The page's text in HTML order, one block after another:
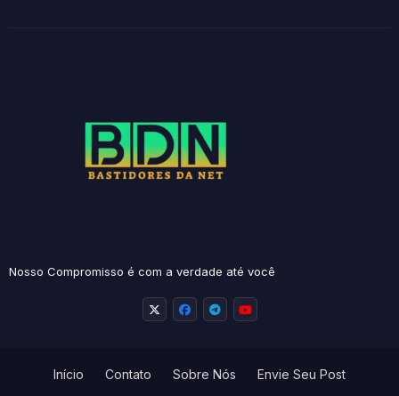
Nosso Compromisso é com a verdade até você
Início Contato Sobre Nós Envie Seu Post